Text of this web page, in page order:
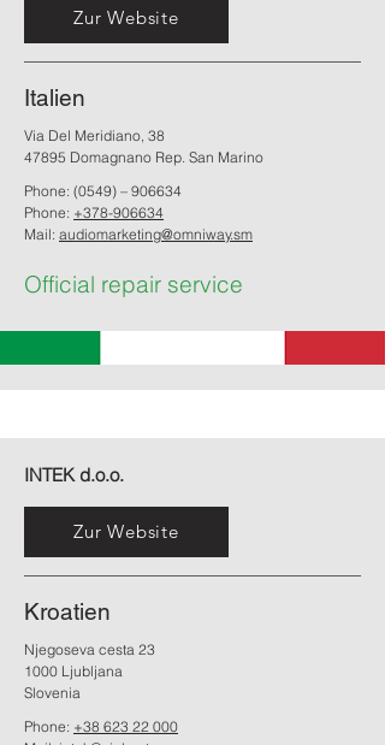
Zur Website
Italien
Via Del Meridiano, 38
47895 Domagnano Rep. San Marino
Phone: (0549) – 906634
Phone: +378-906634
Mail: audiomarketing@omniway.sm
Official repair service
INTEK d.o.o.
Zur Website
Kroatien
Njegoseva cesta 23
1000 Ljubljana
Slovenia
Phone: +38 623 22 000